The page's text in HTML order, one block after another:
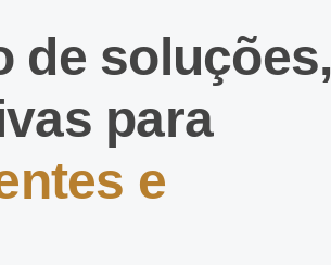
de soluções,
para
e